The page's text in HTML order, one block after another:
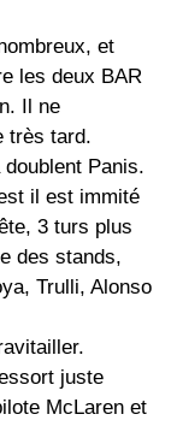
et
les deux BAR
Il ne
très tard.
Panis.
il est immité
3 turs plus
des stands,
Trulli, Alonso
juste
McLaren et